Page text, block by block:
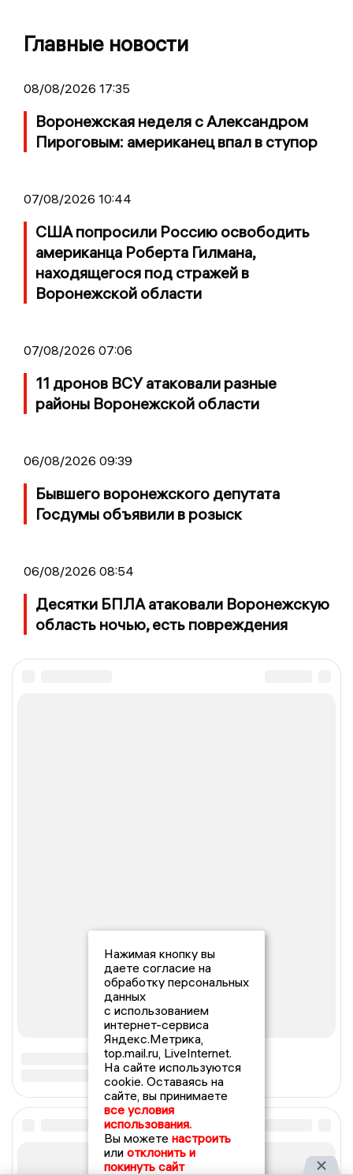
Главные новости
08/08/2026 17:35
Воронежская неделя с Александром
Пироговым: американец впал в ступор
07/08/2026 10:44
США попросили Россию освободить
американца Роберта Гилмана,
находящегося под стражей в
Воронежской области
07/08/2026 07:06
11 дронов ВСУ атаковали разные
районы Воронежской области
06/08/2026 09:39
Бывшего воронежского депутата
Госдумы объявили в розыск
06/08/2026 08:54
Десятки БПЛА атаковали Воронежскую
область ночью, есть повреждения
Нажимая кнопку вы
даете согласие на
обработку персональных
данных
с использованием
интернет-сервиса
Яндекс.Метрика,
top.mail.ru, LiveInternet.
На сайте используются
cookie. Оставаясь на
сайте, вы принимаете
все условия
использования.
Вы можете настроить
или отклонить и
покинуть сайт